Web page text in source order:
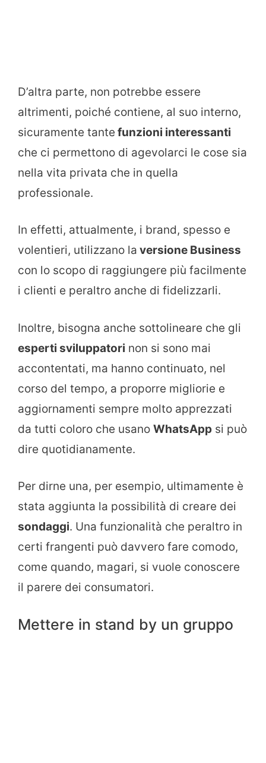
D’altra parte, non potrebbe essere
altrimenti, poiché contiene, al suo interno,
sicuramente tante funzioni interessanti
che ci permettono di agevolarci le cose sia
nella vita privata che in quella
professionale.
In effetti, attualmente, i brand, spesso e
volentieri, utilizzano la versione Business
con lo scopo di raggiungere più facilmente
i clienti e peraltro anche di fidelizzarli.
Inoltre, bisogna anche sottolineare che gli
esperti sviluppatori non si sono mai
accontentati, ma hanno continuato, nel
corso del tempo, a proporre migliorie e
aggiornamenti sempre molto apprezzati
da tutti coloro che usano WhatsApp si può
dire quotidianamente.
Per dirne una, per esempio, ultimamente è
stata aggiunta la possibilità di creare dei
sondaggi. Una funzionalità che peraltro in
certi frangenti può davvero fare comodo,
come quando, magari, si vuole conoscere
il parere dei consumatori.
Mettere in stand by un gruppo